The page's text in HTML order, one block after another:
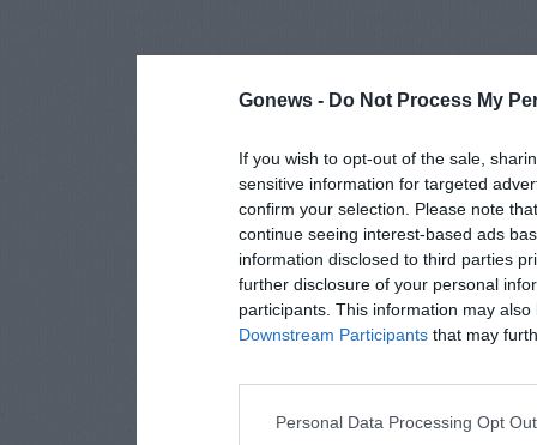
Gonews - Do Not Process My
If you wish to opt-out of the sale,
sensitive information for targeted
confirm your selection. Please note
continue seeing interest-based ads
information disclosed to third parties
further disclosure of your personal
participants. This information may
Downstream Participants that may
Personal Data Processing Opt